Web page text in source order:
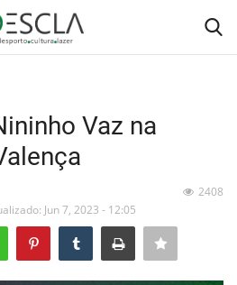
Vaz na
Jun 7, 2023 - 12:05
2408